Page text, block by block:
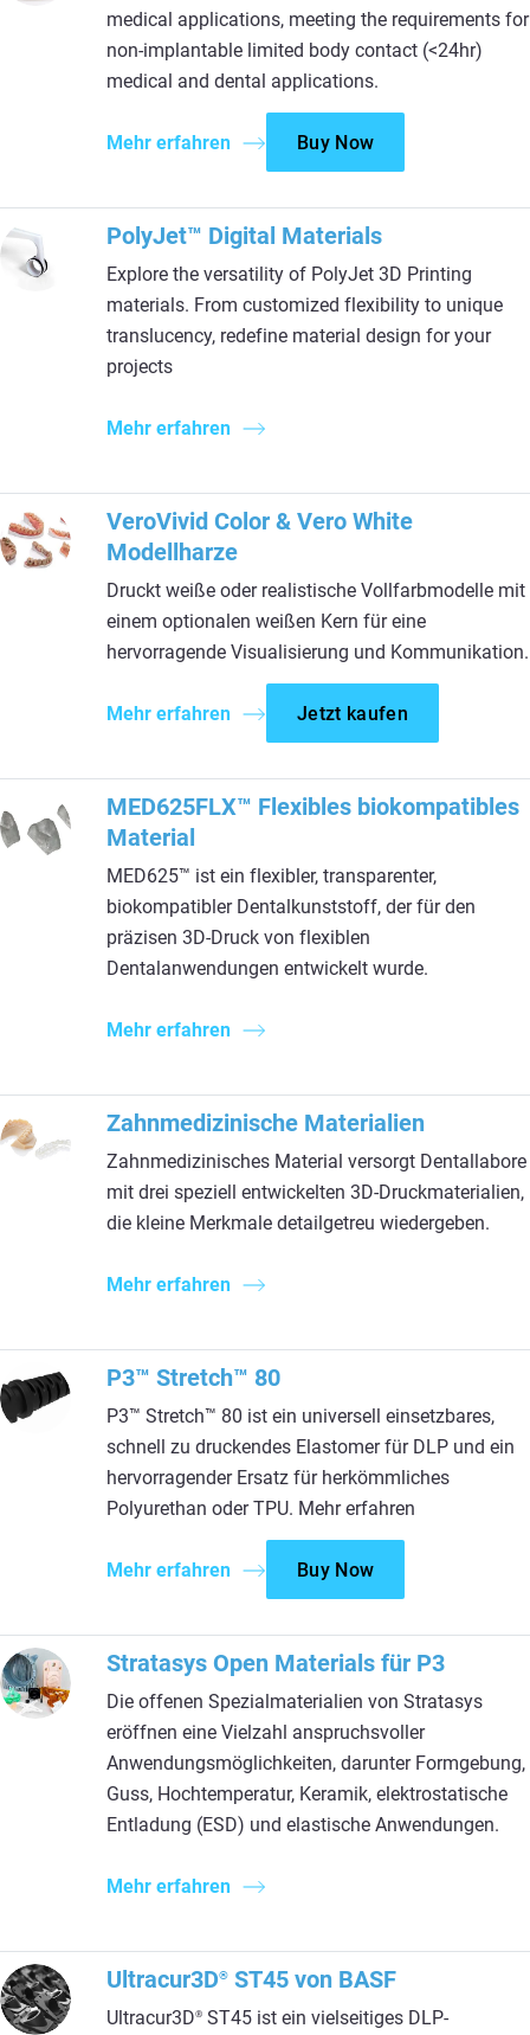
medical applications, meeting the requirements for
non-implantable limited body contact (<24hr)
medical and dental applications.
Mehr erfahren Buy Now
PolyJet™ Digital Materials
Explore the versatility of PolyJet 3D Printing
materials. From customized flexibility to unique
translucency, redefine material design for your
projects
Mehr erfahren
VeroVivid Color & Vero White
Modellharze
Druckt weiße oder realistische Vollfarbmodelle mit
einem optionalen weißen Kern für eine
hervorragende Visualisierung und Kommunikation.
Mehr erfahren Jetzt kaufen
MED625FLX™ Flexibles biokompatibles
Material
MED625™ ist ein flexibler, transparenter,
biokompatibler Dentalkunststoff, der für den
präzisen 3D-Druck von flexiblen
Dentalanwendungen entwickelt wurde.
Mehr erfahren
Zahnmedizinische Materialien
Zahnmedizinisches Material versorgt Dentallabore
mit drei speziell entwickelten 3D-Druckmaterialien,
die kleine Merkmale detailgetreu wiedergeben.
Mehr erfahren
P3™ Stretch™ 80
P3™ Stretch™ 80 ist ein universell einsetzbares,
schnell zu druckendes Elastomer für DLP und ein
hervorragender Ersatz für herkömmliches
Polyurethan oder TPU. Mehr erfahren
Mehr erfahren Buy Now
Stratasys Open Materials für P3
Die offenen Spezialmaterialien von Stratasys
eröffnen eine Vielzahl anspruchsvoller
Anwendungsmöglichkeiten, darunter Formgebung,
Guss, Hochtemperatur, Keramik, elektrostatische
Entladung (ESD) und elastische Anwendungen.
Mehr erfahren
Ultracur3D® ST45 von BASF
Ultracur3D® ST45 ist ein vielseitiges DLP-